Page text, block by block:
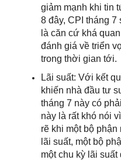
giảm mạnh khi tin
8 đây, CPI tháng
là căn cứ khá
đánh giá về triển
trong thời gian tới.
Lãi suất: Với kết
khiến nhà đầu tư
tháng 7 này có
này là rất khó nói
rẽ khi một bộ phận
lãi suất, một bộ
một chu kỳ lãi